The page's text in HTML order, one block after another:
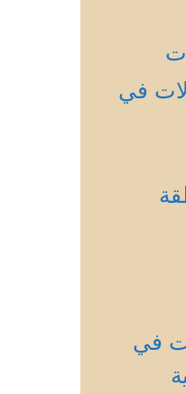
في
في